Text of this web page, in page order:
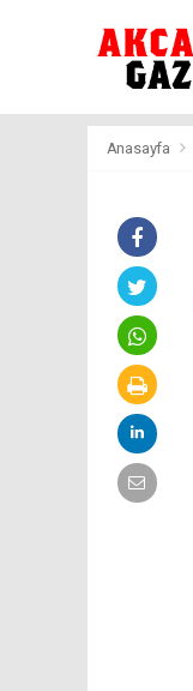
Anasayfa